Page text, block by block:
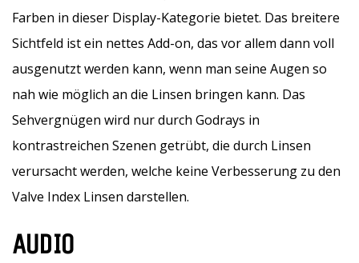
Farben in dieser Display-Kategorie bietet. Das breitere
Sichtfeld ist ein nettes Add-on, das vor allem dann voll
ausgenutzt werden kann, wenn man seine Augen so
nah wie möglich an die Linsen bringen kann. Das
Sehvergnügen wird nur durch Godrays in
kontrastreichen Szenen getrübt, die durch Linsen
verursacht werden, welche keine Verbesserung zu den
Valve Index Linsen darstellen.
AUDIO